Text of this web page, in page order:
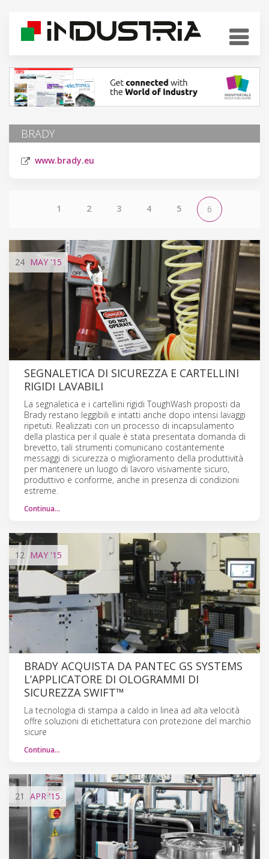
BRADY
www.brady.eu
1 2 3 4 5 6
24 MAY '15
SEGNALETICA DI SICUREZZA E CARTELLINI
RIGIDI LAVABILI
La segnaletica e i cartellini rigidi ToughWash proposti da
Brady restano leggibili e intatti anche dopo intensi lavaggi
ripetuti. Realizzati con un processo di incapsulamento
della plastica per il quale è stata presentata domanda di
brevetto, tali strumenti comunicano costantemente
messaggi di sicurezza o miglioramento della produttività
per mantenere un luogo di lavoro visivamente sicuro,
produttivo e conforme, anche in presenza di condizioni
estreme.
Continua…
12 MAY '15
BRADY ACQUISTA DA PANTEC GS SYSTEMS
L’APPLICATORE DI OLOGRAMMI DI
SICUREZZA SWIFT™
La tecnologia di stampa a caldo in linea ad alta velocità
offre soluzioni di etichettatura con protezione del marchio
sicure
Continua…
21 APR'15